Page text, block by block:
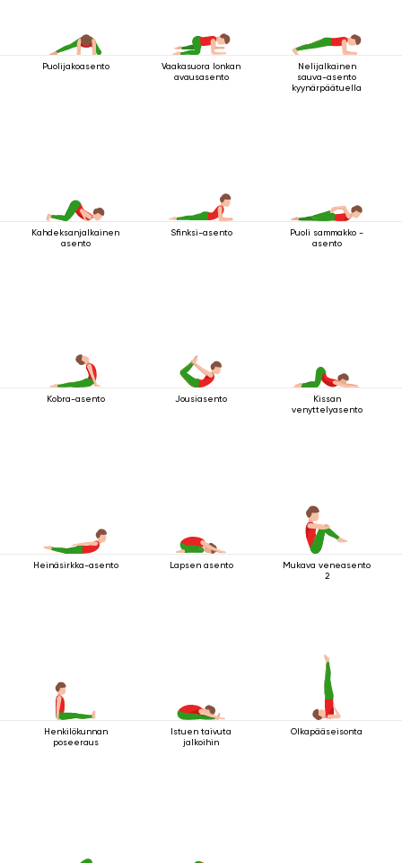
Puolijakoasento
Vaakasuora lonkan
avausasento
Nelijalkainen
sauva-asento
kyynärpäätuella
Kahdeksanjalkainen
asento
Sfinksi-asento
Puoli sammakko -
asento
Kobra-asento Jousiasento
Kissan
venyttelyasento
Heinäsirkka-asento Lapsen asento
Mukava veneasento
2
Henkilökunnan
poseeraus
Istuen taivuta
jalkoihin
Olkapääseisonta